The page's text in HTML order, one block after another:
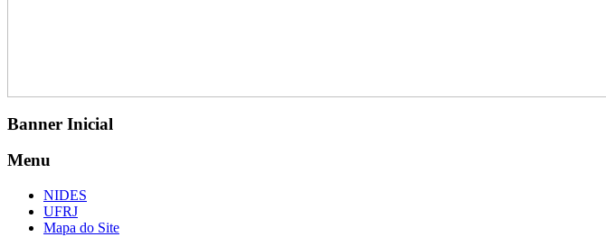
Banner Inicial
Menu
NIDES
UFRJ
Mapa do Site